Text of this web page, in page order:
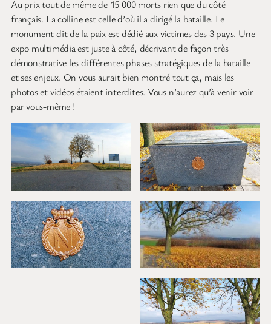
Au prix tout de même de 15 000 morts rien que du côté
français. La colline est celle d’où il a dirigé la bataille. Le
monument dit de la paix est dédié aux victimes des 3 pays. Une
expo multimédia est juste à côté, décrivant de façon très
démonstrative les différentes phases stratégiques de la bataille
et ses enjeux. On vous aurait bien montré tout ça, mais les
photos et vidéos étaient interdites. Vous n’aurez qu’à venir voir
par vous-même !